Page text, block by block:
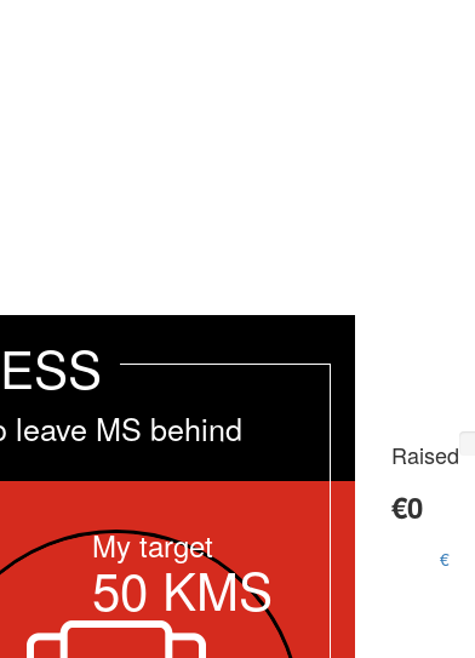
Raised
€0
€
leave MS behind
My target
50 KMS